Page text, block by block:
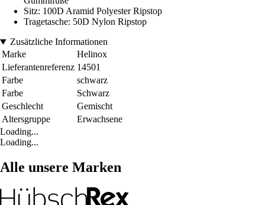
Sitz: 100D Aramid Polyester Ripstop
Tragetasche: 50D Nylon Ripstop
Zusätzliche Informationen
Marke
Helinox
Lieferantenreferenz 14501
Farbe
schwarz
Farbe
Schwarz
Geschlecht
Gemischt
Altersgruppe
Erwachsene
Loading...
Loading...
Alle unsere Marken